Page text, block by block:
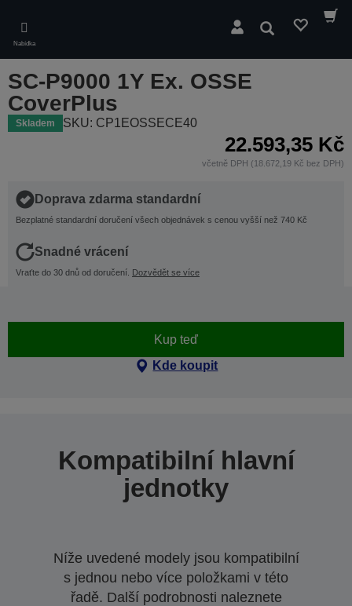
main
content
Nabídka
Hledat
SC-P9000 1Y Ex. OSSE
CoverPlus
Skladem SKU: CP1EOSSECE40
22.593,35 Kč
včetně DPH (18.672,19 Kč bez DPH)
Doprava zdarma standardní
Bezplatné standardní doručení všech objednávek s cenou vyšší než 740 Kč
Snadné vrácení
Vraťte do 30 dnů od doručení. Dozvědět se více
Kup teď
Kde koupit
Kompatibilní hlavní
jednotky
Níže uvedené modely jsou kompatibilní
s jednou nebo více položkami v této
řadě. Další podrobnosti naleznete